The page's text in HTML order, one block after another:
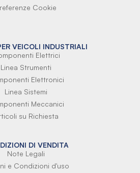
Cookie
VEICOLI INDUSTRIALI
Elettrici
Linea Strumenti
Elettronici
Linea Sistemi
Meccanici
su Richiesta
DI VENDITA
Note Legali
e Condizioni d'uso